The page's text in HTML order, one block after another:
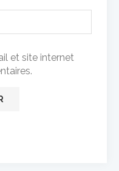
et site internet